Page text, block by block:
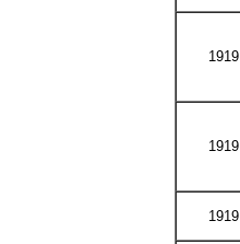
1919
1919
1919